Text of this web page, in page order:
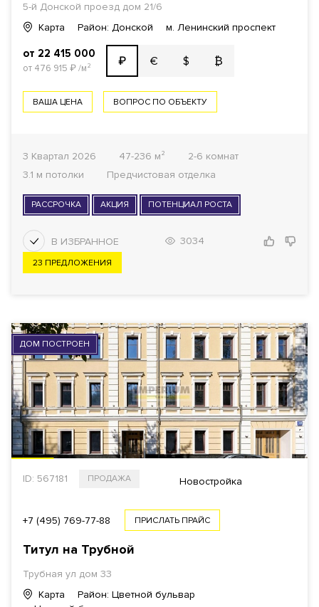
5-й Донской проезд дом 21/6
Карта
Район: Донской м. Ленинский проспект
от 22 415 000
от 476 915 ₽/м² ₽ € $ ₿
ВАША ЦЕНА ВОПРОС ПО ОБЪЕКТУ
3 Квартал 2026 47-236 м²
2-6 комнат
3.1 м потолки
Предчистовая отделка
РАССРОЧКА АКЦИЯ ПОТЕНЦИАЛ РОСТА
3034
23 ПРЕДЛОЖЕНИЯ
ДОМ ПОСТРОЕН
ID: 567181 ПРОДАЖА Новостройка
+7 (495) 769-77-88 ПРИСЛАТЬ ПРАЙС
Титул на Трубной
Трубная ул дом 33
Карта
Район: Цветной бульвар